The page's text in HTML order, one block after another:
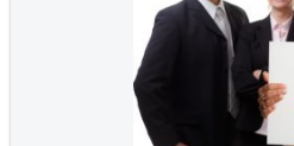
Rettungsdienst:
Stadtverwaltung:
Hotline-Service:
Training...